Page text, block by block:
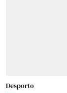
Desporto